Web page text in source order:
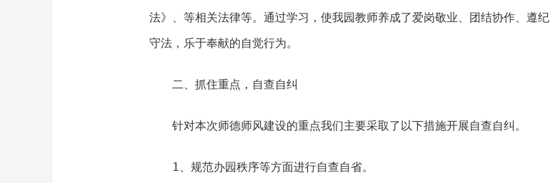
法》、等相关法律等。通过学习，使我园教师养成了爱岗敬业、团结协作、遵纪
守法，乐于奉献的自觉行为。
二、抓住重点，自查自纠
针对本次师德师风建设的重点我们主要采取了以下措施开展自查自纠。
1、规范办园秩序等方面进行自查自省。